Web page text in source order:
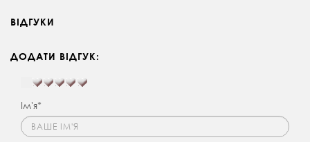
ВІДГУКИ
ДОДАТИ ВІДГУК:
Ім'я*